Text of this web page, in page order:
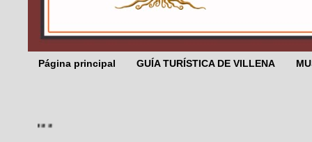
Página principal GUÍA TURÍSTICA DE VILLENA